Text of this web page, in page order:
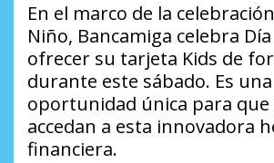
En el marco de la
Niño, Bancamiga celebra
ofrecer su tarjeta Kids de
durante este sábado. Es una
oportunidad única para que
accedan a esta innovadora
financiera.